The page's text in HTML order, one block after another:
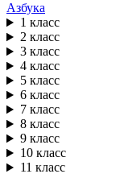
Азбука
1 класс
2 класс
3 класс
4 класс
5 класс
6 класс
7 класс
8 класс
9 класс
10 класс
11 класс